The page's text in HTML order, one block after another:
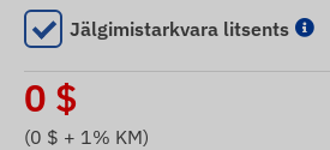
Jälgimistarkvara litsents
0 $
(0 $ + 1% KM)